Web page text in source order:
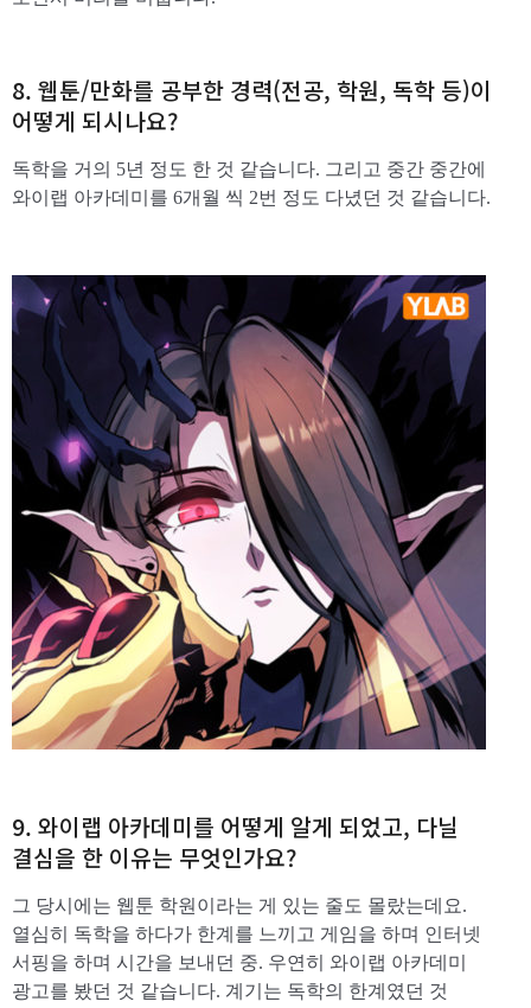
8. 웹툰/만화를 공부한 경력(전공, 학원, 독학 등)이
어떻게 되시나요?
독학을 거의 5년 정도 한 것 같습니다. 그리고 중간 중간에
와이랩 아카데미를 6개월 씩 2번 정도 다녔던 것 같습니다.
9. 와이랩 아카데미를 어떻게 알게 되었고, 다닐
결심을 한 이유는 무엇인가요?
그 당시에는 웹툰 학원이라는 게 있는 줄도 몰랐는데요.
열심히 독학을 하다가 한계를 느끼고 게임을 하며 인터넷
서핑을 하며 시간을 보내던 중. 우연히 와이랩 아카데미
광고를 봤던 것 같습니다. 계기는 독학의 한계였던 것